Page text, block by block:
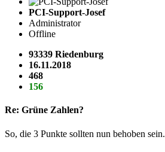
PCI-Support-Josef
Administrator
Offline
93339 Riedenburg
16.11.2018
468
156
Re: Grüne Zahlen?
So, die 3 Punkte sollten nun behoben sein.